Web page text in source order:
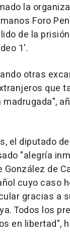
la
Foro
de la
1'.
otras
que
el diputado
"alegría
de
cuyo caso
gracias a
Todos los
en libertad",